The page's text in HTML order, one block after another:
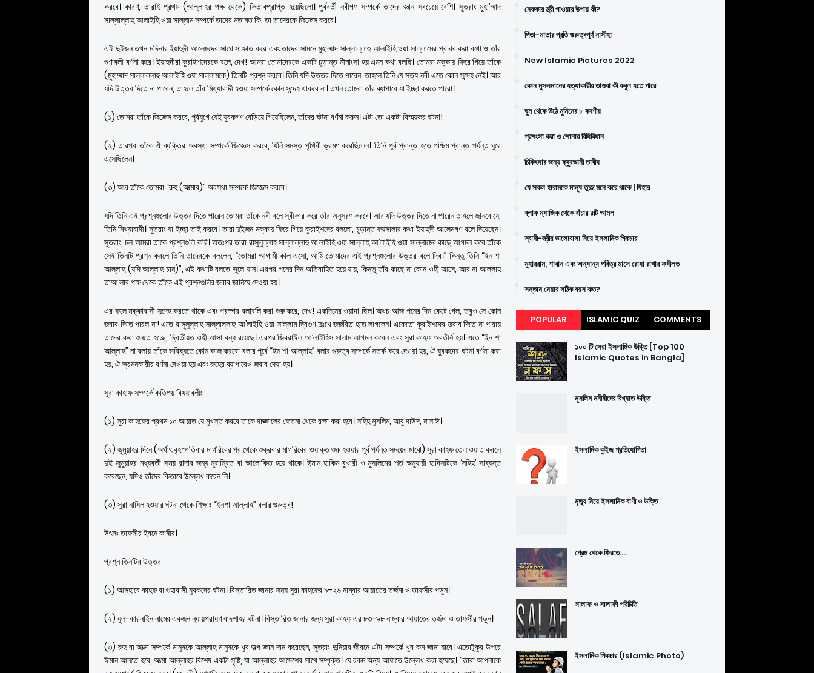
করবে। কারণ, তারাই প্রথম (আল্লাহর পক্ষ থেকে) কিতাবপ্রাপ্ত হয়েছিলো। পুর্ববর্তী নবীগণ সম্পর্কে তাদের জ্ঞান সবচেয়ে বেশি। সুতরাং মুহা’ম্মাদ
সাল্লাল্লাহু আলাইহি ওয়া সাল্লাম সম্পর্কে তাদের মতামত কি, তা তাদেরকে জিজ্ঞেস করবে।
এই দুইজন তখন মদিনার ইয়াহুদী আলেমদের সাথে সাক্ষাত করে এবং তাদের সামনে মুহাম্মাদ সাল্লাল্লাহু আলাইহি ওয়া সাল্লামের প্রচার করা কথা ও তাঁর
গুণাবলী বর্ণনা করে। ইয়াহুদীরা কুরাইশদেরকে বলে, দেখ! আমরা তোমাদেরকে একটি চূড়ান্ত মীমাংসা হয় এমন কথা বলছি। তোমরা মক্কায় ফিরে গিয়ে তাঁকে
(মুহাম্মাদ সাল্লাল্লাহু আলাইহি ওয়া সাল্লামকে) তিনটি প্রশ্ন করবে। তিনি যদি উত্তর দিতে পারেন, তাহলে তিনি যে সত্য নবী এতে কোন সন্দেহ নেই। আর
যদি উত্তর দিতে না পারেন, তাহলে তাঁর মিথ্যাবাদী হওয়া সম্পর্কে কোন সন্দেহ থাকবে না। তখন তোমরা তাঁর ব্যাপারে যা ইচ্ছা করতে পারো।
(১) তোমরা তাঁকে জিজ্ঞেস করবে, পুর্বযুগে যেই যুবকগণ বেড়িয়ে গিয়েছিলেন, তাঁদের ঘটনা বর্ণনা করুন। এটা তো একটা বিস্ময়কর ঘটনা!
(২) তারপর তাঁকে ঐ ব্যক্তির অবস্থা সম্পর্কে জিজ্ঞেস করবে, যিনি সমস্ত পৃথিবী ভ্রমণ করেছিলেন। তিনি পূর্ব প্রান্ত হতে পশ্চিম প্রান্ত পর্যন্ত ঘুরে
এসেছিলেন।
(৩) আর তাঁকে তোমরা “রুহ (আত্মার)” অবস্থা সম্পর্কে জিজ্ঞেস করবে।
যদি তিনি এই প্রশ্নগুলোর উত্তর দিতে পারেন তোমরা তাঁকে নবী বলে স্বীকার করে তাঁর অনুসরণ করবে। আর যদি উত্তর দিতে না পারেন তাহলে জানবে যে,
তিনি মিথ্যাবাদী। সুতরাং যা ইচ্ছা তাই করবে। তারা দুইজন মক্কায় ফিরে গিয়ে কুরাইশদের বললো, চূড়ান্ত ফয়সালার কথা ইয়াহুদী আলেমগণ বলে দিয়েছেন।
সুতরাং, চল আমরা তাকে প্রশ্নগুলি করি। অতঃপর তারা রাসুলুল্লাহ সাল্লাল্লাহু আ’লাইহি ওয়া সাল্লাহু আ’লাইহি ওয়া সাল্লামের কাছে আগমন করে তাঁকে
সেই তিনটি প্রশ্ন করলে তিনি তাদেরকে বললেন, “তোমরা আগামী কাল এসো, আমি তোমাদের এই প্রশ্নগুলোর উত্তর বলে দিব।” কিন্তু তিনি “ইন শা
আল্লাহ (যদি আল্লাহ চান)”, এই কথাটি বলতে ভুলে যান। এরপর পনের দিন অতিবাহিত হয়ে যায়, কিন্তু তাঁর কাছে না কোন ওহী আসে, আর না আল্লাহ
তাআ’লার পক্ষ থেকে তাঁকে এই প্রশ্নগুলির জবাব জানিয়ে দেওয়া হয়।
এর ফলে মক্কাবাসী সন্দেহ করতে থাকে এবং পরস্পর বলাবলি করা শুরু করে, দেখ! একদিনের ওয়াদা ছিল। অথচ আজ পনের দিন কেটে গেল, তবুও সে কোন
জবাব দিতে পারল না! এতে রাসুলুল্লাহ সাল্লাল্লাহু আ’লাইহি ওয়া সাল্লাম দ্বিগুণ দুঃখে জর্জরিত হতে লাগলেন। একেতো কুরাইশদের জবাব দিতে না পারায়
তাদের কথা শুনতে হচ্ছে, দ্বিতীয়ত ওহী আসা বন্ধ রয়েছে। এরপর জিবরাঈল আ’লাইহিস সালাম আগমন করেন এবং সুরা কাহফ অবতীর্ন হয়। এতে “ইন শা
আল্লাহ” না বলায় তাঁকে ভবিষ্যতে কোন কাজ করবো বলার পূর্বে “ইন শা আল্লাহ” বলার গুরুত্ব সম্পর্কে সতর্ক করে দেওয়া হয়, ঐ যুবকদের ঘটনা বর্ণনা করা
হয়, ঐ ভ্রমনকারীর বর্ণনা দেওয়া হয় এবং রুহের ব্যাপারেও জবাব দেয়া হয়।
সুরা কাহাফ সম্পর্কে কতিপয় বিষয়াবলীঃ
(১) সুরা কাহফের প্রথম ১০ আয়াত যে মুখস্ত করবে তাকে দাজ্জালের ফেতনা থেকে রক্ষা করা হবে। সহিহ মুসলিম, আবু দাউদ, নাসাঈ।
(২) জুমুয়াহর দিনে (অর্থাৎ বৃহস্পতিবার মাগরিবের পর থেকে শুক্রবার মাগরিবের ওয়াক্ত শুরু হওয়ার পূর্ব পর্যন্ত সময়ের মাঝে) সুরা কাহফ তেলাওয়াত করলে
দুই জুমুয়াহর মধ্যবর্তী সময় বান্দার জন্য নূরান্বিত বা আলোকিত হয়ে থাকে। ইমাম হাকিম বুখারী ও মুসলিমের শর্ত অনুযায়ী হাদিসটিকে ‘সহিহ’ সাব্যস্ত
করেছেন, যদিও তাঁদের কিতাবে উল্লেখ করেন নি।
(৩) সুরা নাযিল হওয়ার ঘটনা থেকে শিক্ষাঃ “ইনশা আল্লাহ” বলার গুরুত্ব!
উৎসঃ তাফসীর ইবনে কাষীর।
প্রশ্ন তিনটির উত্তর
(১) আসহাবে কাহফ বা গুহাবাসী যুবকদের ঘটনা। বিস্তারিত জানার জন্য সুরা কাহফের ৯-২৬ নাম্বার আয়াতের তর্জমা ও তাফসীর পড়ুন।
(২) যুল-কারনাইন নামের একজন ন্যায়পরায়ণ বাদশাহর ঘটনা। বিস্তারিত জানার জন্য সুরা কাহফ এর ৮৩-৯৮ নাম্বার আয়াতের তর্জমা ও তাফসীর পড়ুন।
(৩) রুহ বা আত্মা সম্পর্কে মানুষকে আল্লাহ মানুষকে খুব অল্প জ্ঞান দান করেছেন, সুতরাং দুনিয়ার জীবনে এটা সম্পর্কে খুব কম জানা যাবে। এতোটুকুর উপরে
ঈমান আনতে হবে, আত্মা আল্লাহর বিশেষ একটা সৃষ্টি, যা আল্লাহর আদেশের সাথে সম্পৃক্ত। যে রকম অন্য আয়াতে উল্লেখ করা হয়েছে। “তারা আপনাকে
নেককার স্ত্রী পাওয়ার উপায় কী?
পিতা-মাতার প্রতি গুরুত্বপূর্ণ নাসীহা
New Islamic Pictures 2022
কোন মুসলমানের হত্যাকারীর তাওবা কী কবুল হতে পারে
ঘুম থেকে উঠে মুমিনের ৮ করণীয়
প্রশংসা করা ও শোনার বিধিবিধান
চিকিৎসার জন্য ক্বুরআনী তাবীয
যে সকল হারামকে মানুষ তুচ্ছ মনে করে থাকে | যিহার
ব্লাক ম্যাজিক থেকে বাঁচার ৪টি আমল
স্বামী-স্ত্রীর ভালোবাসা নিয়ে ইসলামিক পিকচার
মুহাররাম, শাবান এবং অন্যান্য পবিত্র মাসে রোযা রাখার ফযীলত
সন্তান নেয়ার সঠিক বয়স কত?
POPULAR ISLAMIC QUIZ COMMENTS
১০০ টি সেরা ইসলামিক উক্তি [Top 100
Islamic Quotes in Bangla]
মুসলিম মনীষীদের বিখ্যাত উক্তি
ইসলামিক কুইজ প্রতিযোগিতা
মৃত্যু নিয়ে ইসলামিক বাণী ও উক্তি
প্রেম থেকে ফিরতে....
সালাফ ও সালাফী পরিচিতি
ইসলামিক পিকচার (Islamic Photo)